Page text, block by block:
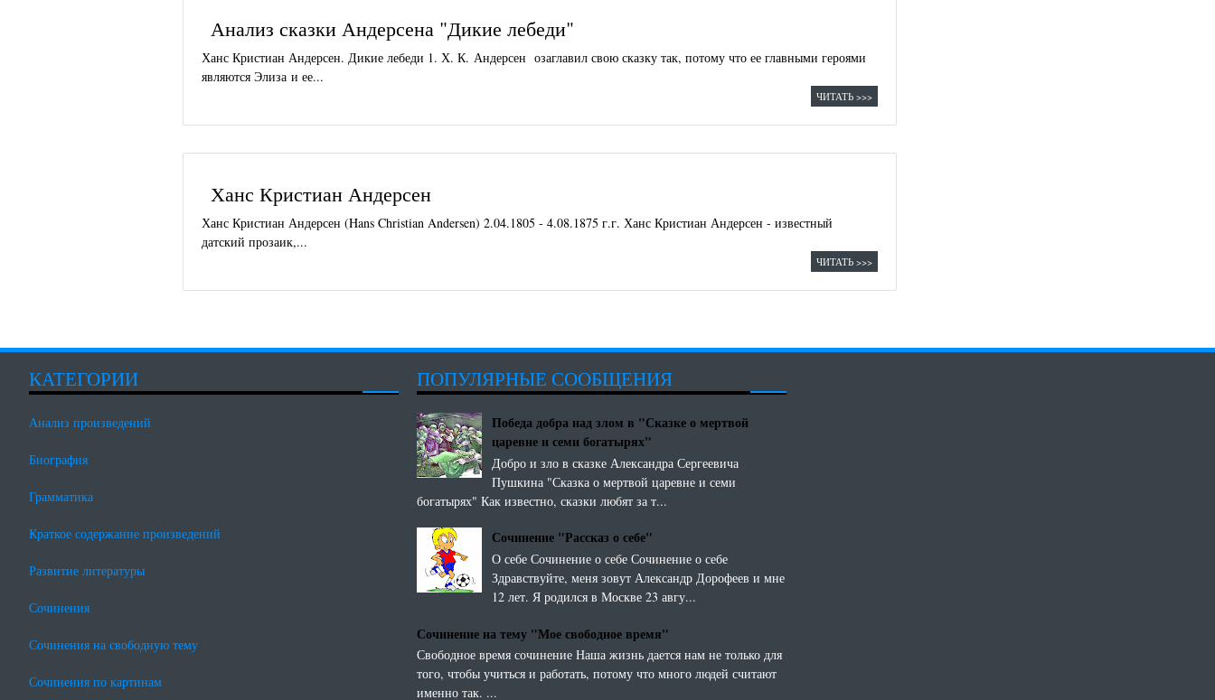
Анализ сказки Андерсена "Дикие лебеди"
Ханс Кристиан Андерсен. Дикие лебеди 1. Х. К. Андерсен озаглавил свою сказку так, потому что ее главными героями
являются Элиза и ее...
ЧИТАТЬ >>>
Ханс Кристиан Андерсен
Ханс Кристиан Андерсен (Hans Christian Andersen) 2.04.1805 - 4.08.1875 г.г. Ханс Кристиан Андерсен - известный
датский прозаик,...
ЧИТАТЬ >>>
КАТЕГОРИИ
Анализ произведений
Биография
Грамматика
Краткое содержание произведений
Развитие литературы
Сочинения
Сочинения на свободную тему
Сочинения по картинам
ПОПУЛЯРНЫЕ СООБЩЕНИЯ
Победа добра над злом в "Сказке о мертвой
царевне и семи богатырях"
Добро и зло в сказке Александра Сергеевича
Пушкина "Сказка о мертвой царевне и семи
богатырях" Как известно, сказки любят за т...
Сочинение "Рассказ о себе"
О себе Сочинение о себе Сочинение о себе
Здравствуйте, меня зовут Александр Дорофеев и мне
12 лет. Я родился в Москве 23 авгу...
Сочинение на тему "Мое свободное время"
Свободное время сочинение Наша жизнь дается нам не только для
того, чтобы учиться и работать, потому что много людей считают
именно так. ...